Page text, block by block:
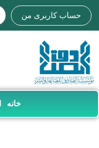
حساب کاربری من
خانه